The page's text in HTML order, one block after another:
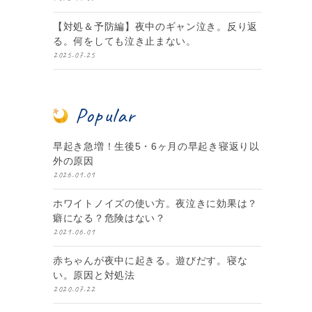
【対処＆予防編】夜中のギャン泣き。反り返
る。何をしても泣き止まない。
2025.07.25
Popular
早起き急増！生後5・6ヶ月の早起き寝返り以
外の原因
2026.01.01
ホワイトノイズの使い方。夜泣きに効果は？
癖になる？危険はない？
2021.06.01
赤ちゃんが夜中に起きる。遊びだす。寝な
い。原因と対処法
2020.07.22